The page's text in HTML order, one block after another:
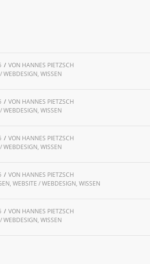
/ VON HANNES PIETZSCH
WEBDESIGN, WISSEN
/ VON HANNES PIETZSCH
WEBDESIGN, WISSEN
/ VON HANNES PIETZSCH
WEBDESIGN, WISSEN
/ VON HANNES PIETZSCH
, WEBSITE / WEBDESIGN, WISSEN
/ VON HANNES PIETZSCH
WEBDESIGN, WISSEN